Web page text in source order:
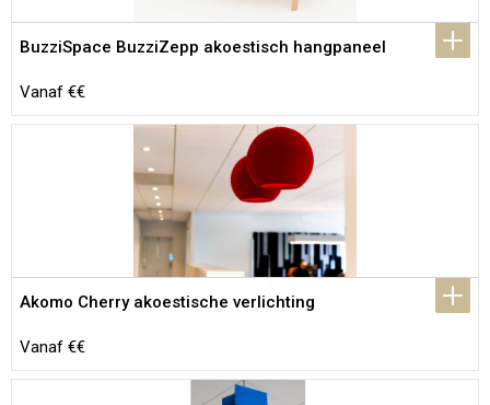
BuzziSpace BuzziZepp akoestisch hangpaneel
Vanaf €€
Akomo Cherry akoestische verlichting
Vanaf €€